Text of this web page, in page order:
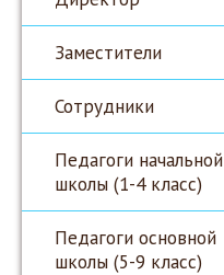
Заместители
Сотрудники
Педагоги начальной
школы (1-4 класс)
Педагоги основной
школы (5-9 класс)